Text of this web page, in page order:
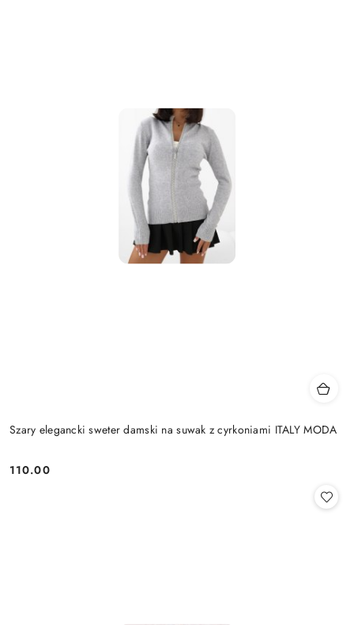
Szary elegancki sweter damski na suwak z cyrkoniami ITALY MODA
Cena:
110.00